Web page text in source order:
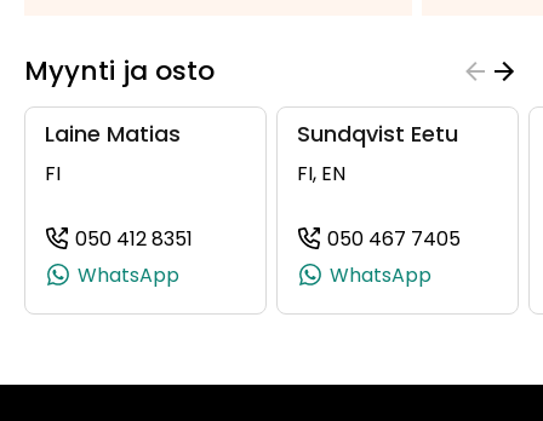
Myynti ja osto
Laine Matias
FI
050 412 8351
(+358504128351, 0504128351, +358
WhatsApp
Sundqvist Eetu
FI, EN
050 467 7405
WhatsApp